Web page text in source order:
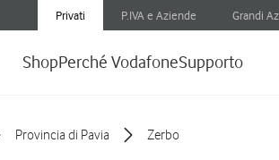
Privati P.IVA e Aziende Grandi
ShopPerché VodafoneSupporto
Provincia di Pavia Zerbo